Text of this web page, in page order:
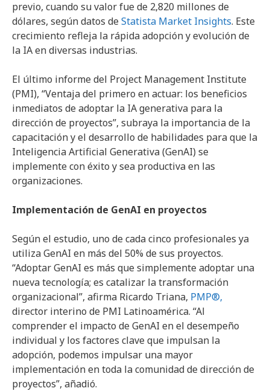
previo, cuando su valor fue de 2,820 millones de
dólares, según datos deStatista Market Insights. Este
crecimiento refleja la rápida adopción y evolución de
la IA en diversas industrias.
El último informe del Project Management Institute
(PMI), “Ventaja del primero en actuar: los beneficios
inmediatos de adoptar la IA generativa para la
dirección de proyectos”, subraya la importancia de la
capacitación y el desarrollo de habilidades para que la
Inteligencia Artificial Generativa (GenAI) se
implemente con éxito y sea productiva en las
organizaciones.
Implementación de GenAI en proyectos
Según el estudio, uno de cada cinco profesionales ya
utiliza GenAI en más del 50% de sus proyectos.
“Adoptar GenAI es más que simplemente adoptar una
nueva tecnología; es catalizar la transformación
organizacional”, afirma Ricardo Triana, PMP®,
director interino de PMI Latinoamérica. “Al
comprender el impacto de GenAI en el desempeño
individual y los factores clave que impulsan la
adopción, podemos impulsar una mayor
implementación en toda la comunidad de dirección de
proyectos”, añadió.